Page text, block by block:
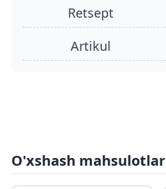
retsept
Artikul
O'xshash mahsulotlar